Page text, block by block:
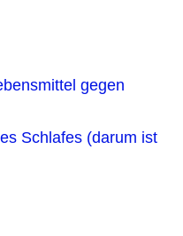
gegen
Schlafes (darum ist